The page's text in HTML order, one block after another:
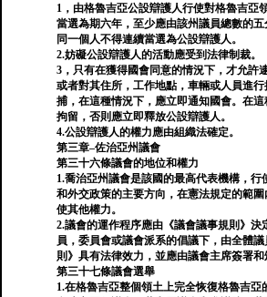
1，由格魯吉亞公設辯護人行使對格魯吉亞
當選為期六年，至少應由該州議員總數的五
同一個人不得連續當選為公設辯護人。
2.妨礙公設辯護人的活動應受到法律制裁。
3，只有在獲得國會同意的情況下，才允許
或者對其住所，工作地點，車輛或人員進
捕，在這種情況下，應立即通知國會。在
拘留，否則應立即釋放公設辯護人。
4.公設辯護人的權力應由組織法確定。
第三章–佐治亞州議會
第三十六條議會的地位和權力
1.喬治亞州議會是該國的最高代表機構，行
和外交政策的主要方向，在憲法規定的範
使其他權力。
2.議會的運作程序應由《議會議事規則》決
員，委員會或議會派系的倡議下，由全體
則》具有法律效力，並應由議會主席簽署和
第三十七條議會選舉
1.在格魯吉亞整個領土上完全恢復格魯吉亞